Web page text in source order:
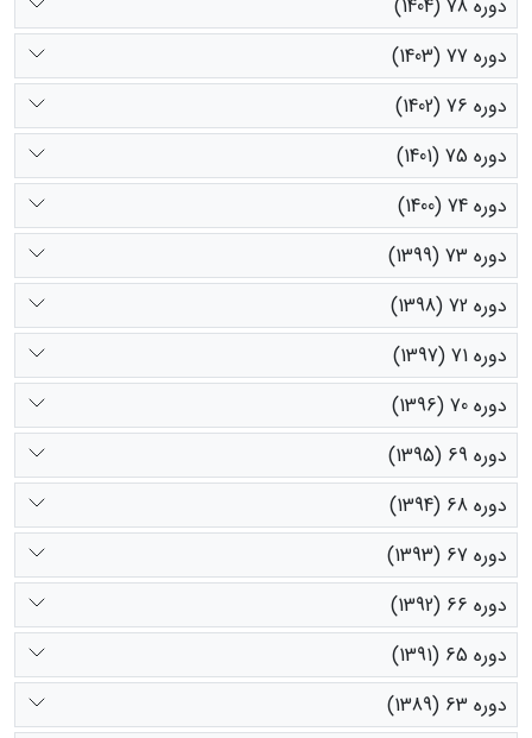
دوره 78 (1404)
دوره 77 (1403)
دوره 76 (1402)
دوره 75 (1401)
دوره 74 (1400)
دوره 73 (1399)
دوره 72 (1398)
دوره 71 (1397)
دوره 70 (1396)
دوره 69 (1395)
دوره 68 (1394)
دوره 67 (1393)
دوره 66 (1392)
دوره 65 (1391)
دوره 63 (1389)